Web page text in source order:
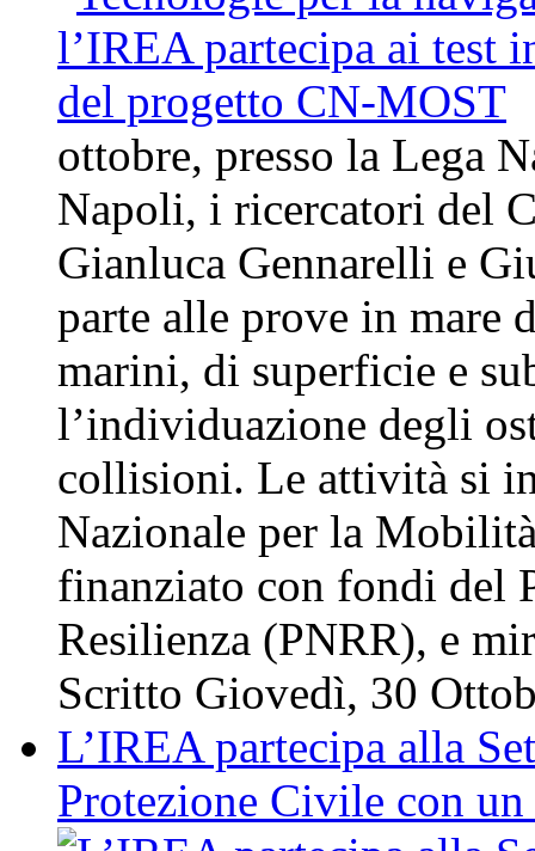
ottobre, presso la Lega
Napoli, i ricercatori del
Gianluca Gennarelli e
parte alle prove in
marini, di superficie e
l’individuazione degli
collisioni. Le attività si
Nazionale per la
finanziato con fondi del
Resilienza (PNRR), e
Scritto Giovedì, 30
L’IREA partecipa alla
Protezione Civile con